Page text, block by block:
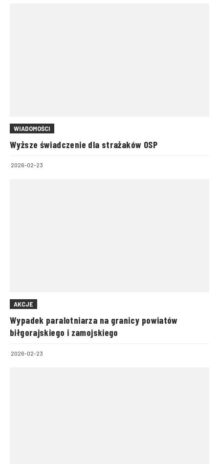
WIADOMOŚCI
Wyższe świadczenie dla strażaków OSP
2026-02-23
AKCJE
Wypadek paralotniarza na granicy powiatów
biłgorajskiego i zamojskiego
2026-02-23